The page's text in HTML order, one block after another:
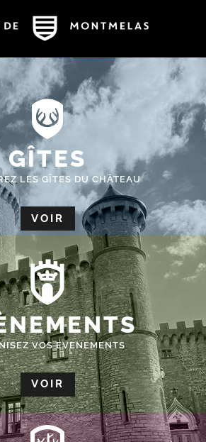
GÎTES
LES GÎTES DU CHÂTEAU
VOIR
VOS EVENEMENTS
VOIR